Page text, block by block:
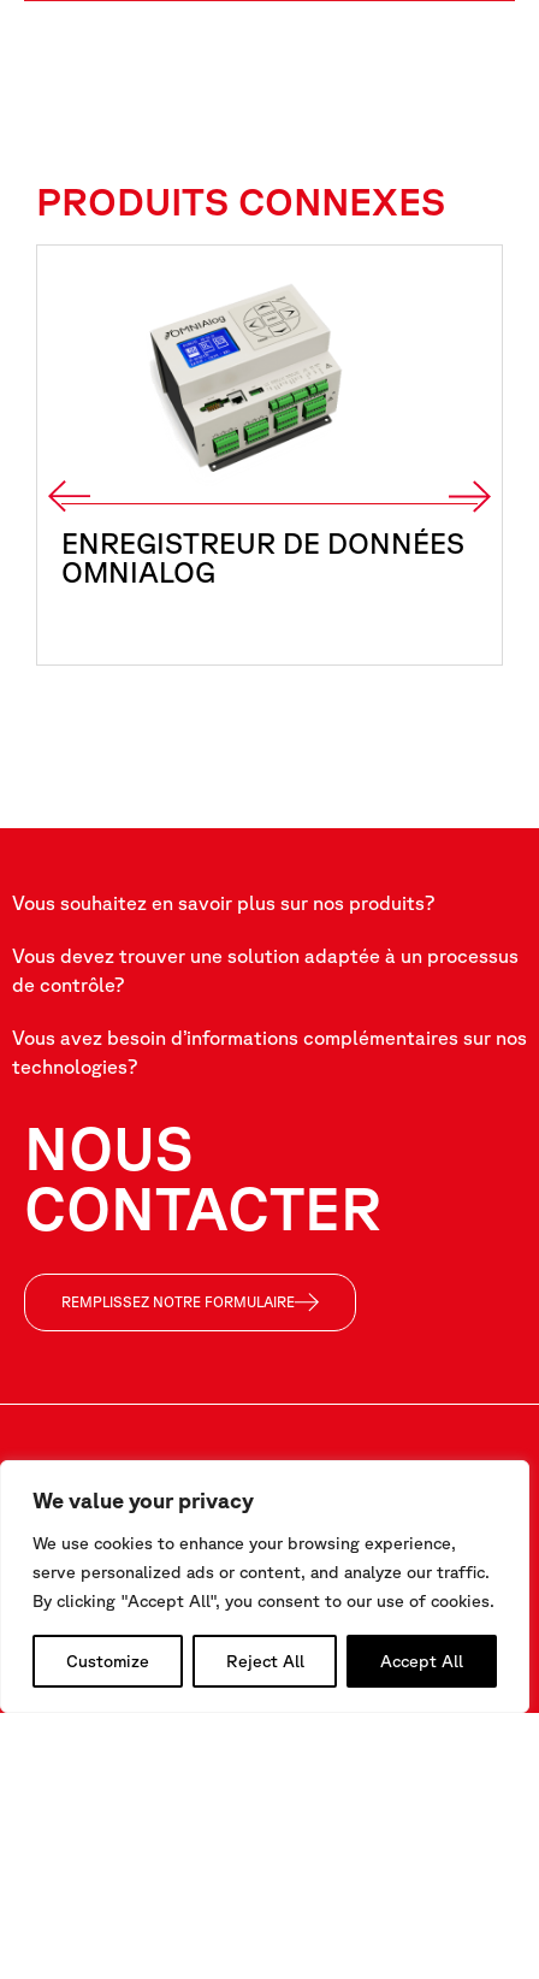
We value your privacy
We use cookies to enhance your browsing experience,
serve personalized ads or content, and analyze our traffic.
By clicking "Accept All", you consent to our use of cookies.
Customize Reject All Accept All
PRODUITS CONNEXES
ENREGISTREUR DE DONNÉES
OMNIALOG
Vous souhaitez en savoir plus sur nos produits?
Vous devez trouver une solution adaptée à un processus
de contrôle?
Vous avez besoin d’informations complémentaires sur nos
technologies?
NOUS
CONTACTER
REMPLISSEZ NOTRE FORMULAIRE
20060 Masate (MI) – Italy
+39-02.95.76.41.30
info@sisgeo.com
SUIVEZ-NOUS